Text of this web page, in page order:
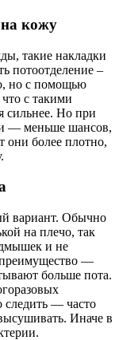
кожу
такие накладки
потоотделение –
но с помощью
с такими
сильнее. Но при
— меньше шансов,
они более плотно,
вариант. Обычно
на плечо, так
и не
—
больше пота.
— часто
Иначе в